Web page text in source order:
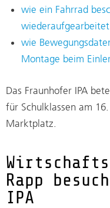
wie ein Fahrrad
wie
Montage beim
Das Fraunhofer IPA
für Schulklassen am
Marktplatz.
Rapp
IPA